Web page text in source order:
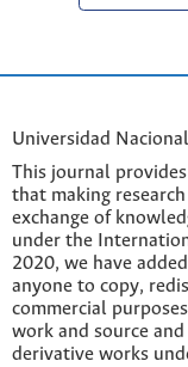
Universidad
This journal
that making
exchange of
under the
2020, we have
anyone to copy,
commercial
work and source
derivative works